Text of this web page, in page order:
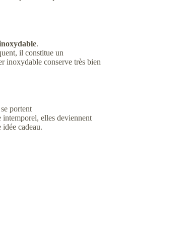
.
il constitue un
inoxydable conserve très bien
portent
intemporel, elles deviennent
cadeau.